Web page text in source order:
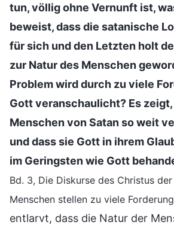
tun, völlig ohne Vernunft ist,
beweist, dass die satanische
für sich und den Letzten holt
zur Natur des Menschen
Problem wird durch zu viele
Gott veranschaulicht? Es zeigt,
Menschen von Satan so weit
und dass sie Gott in ihrem
im Geringsten wie Gott
Bd. 3, Die Diskurse des Christus
Menschen stellen zu viele
entlarvt, dass die Natur der